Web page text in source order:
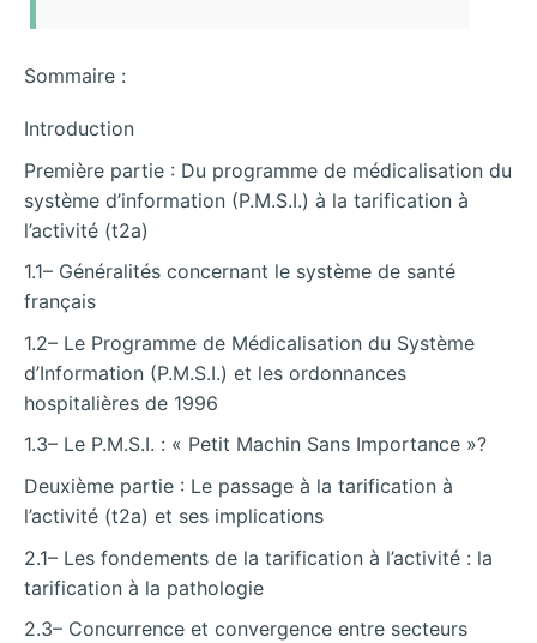
Sommaire :
Introduction
Première partie : Du programme de médicalisation du
système d’information (P.M.S.I.) à la tarification à
l’activité (t2a)
1.1– Généralités concernant le système de santé
français
1.2– Le Programme de Médicalisation du Système
d’Information (P.M.S.I.) et les ordonnances
hospitalières de 1996
1.3– Le P.M.S.I. : « Petit Machin Sans Importance »?
Deuxième partie : Le passage à la tarification à
l’activité (t2a) et ses implications
2.1– Les fondements de la tarification à l’activité : la
tarification à la pathologie
2.3– Concurrence et convergence entre secteurs